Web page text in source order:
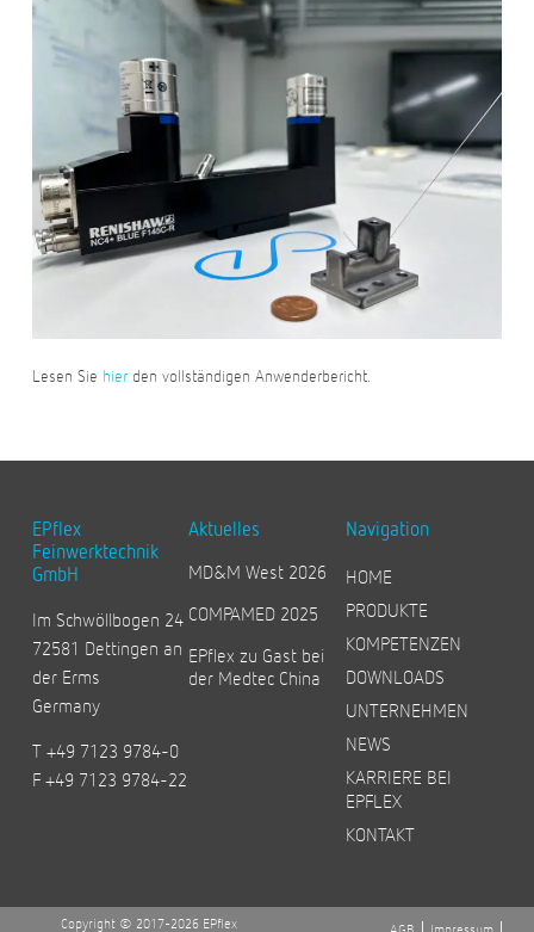
Lesen Sie hierden vollständigen Anwenderbericht.
EPflex
Feinwerktechnik
GmbH
Im Schwöllbogen 24
72581 Dettingen an
der Erms
Germany
T +49 7123 9784-0
F +49 7123 9784-22
Aktuelles
MD&M West 2026
COMPAMED 2025
EPflex zu Gast bei
der Medtec China
Navigation
HOME
PRODUKTE
KOMPETENZEN
DOWNLOADS
UNTERNEHMEN
NEWS
KARRIERE BEI
EPFLEX
KONTAKT
Copyright © 2017-2026 EPflex